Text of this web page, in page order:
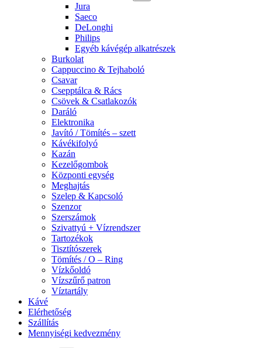
Jura
Saeco
DeLonghi
Philips
Egyéb kávégép alkatrészek
Burkolat
Cappuccino & Tejhaboló
Csavar
Csepptálca & Rács
Csövek & Csatlakozók
Daráló
Elektronika
Javító / Tömítés – szett
Kávékifolyó
Kazán
Kezelőgombok
Központi egység
Meghajtás
Szelep & Kapcsoló
Szenzor
Szerszámok
Szivattyú + Vízrendszer
Tartozékok
Tisztítószerek
Tömítés / O – Ring
Vízkőoldó
Vízszűrő patron
Víztartály
Kávé
Elérhetőség
Szállítás
Mennyiségi kedvezmény